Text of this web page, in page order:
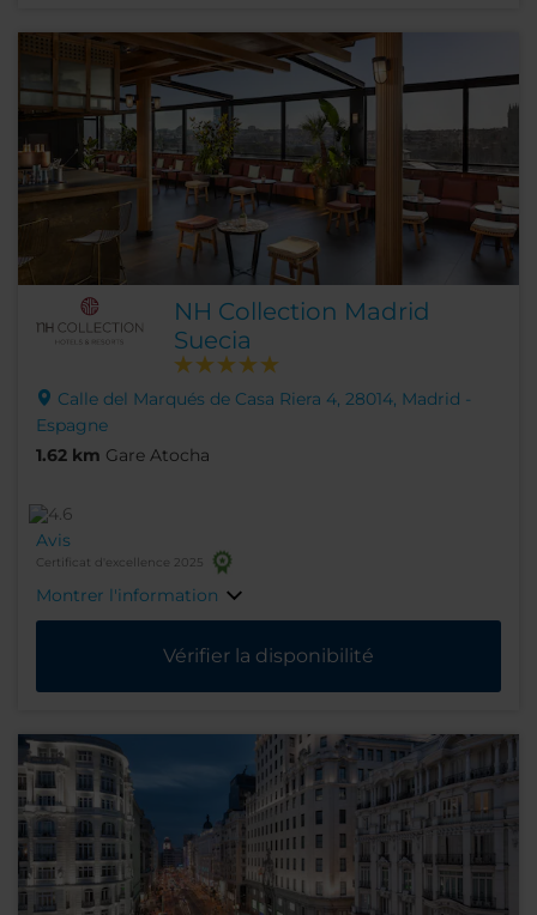
NH Collection Madrid
Suecia
Calle del Marqués de Casa Riera 4, 28014, Madrid -
Espagne
1.62 km Gare Atocha
Avis
Certificat d'excellence 2025
Montrer l'information
Vérifier la disponibilité